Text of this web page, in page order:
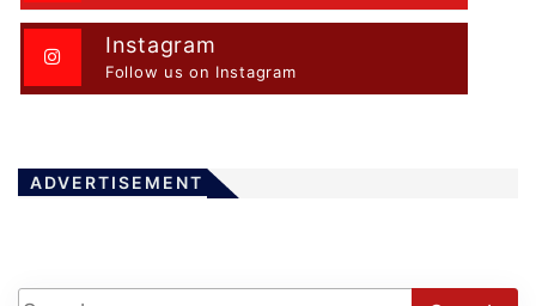
Instagram
Follow us on Instagram
ADVERTISEMENT